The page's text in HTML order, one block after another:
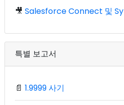
🎥 Salesforce Connect 및
특별 보고서
📄 1.9999 사기